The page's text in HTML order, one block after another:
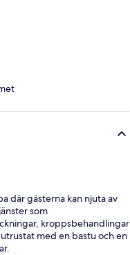
där gästerna kan njuta av
som
kroppsbehandlingar
med en bastu och en